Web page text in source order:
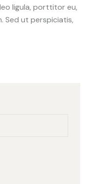
ligula, porttitor eu,
Sed ut perspiciatis,